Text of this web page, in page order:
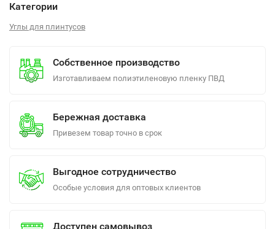
Категории
Углы для плинтусов
Собственное производство
Изготавливаем полиэтиленовую пленку ПВД
Бережная доставка
Привезем товар точно в срок
Выгодное сотрудничество
Особые условия для оптовых клиентов
Доступен самовывоз